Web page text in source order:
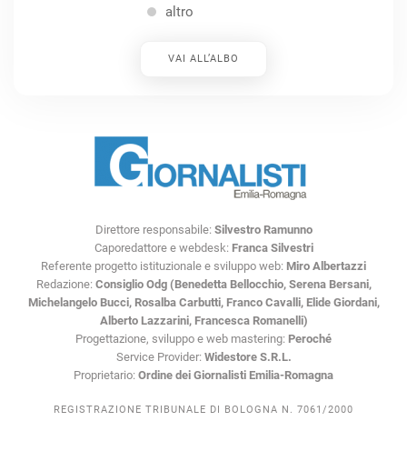
altro
VAI ALL’ALBO
Direttore responsabile: Silvestro Ramunno
Caporedattore e webdesk: Franca Silvestri
Referente progetto istituzionale e sviluppo web: Miro Albertazzi
Redazione: Consiglio Odg (Benedetta Bellocchio, Serena Bersani,
Michelangelo Bucci, Rosalba Carbutti, Franco Cavalli, Elide Giordani,
Alberto Lazzarini, Francesca Romanelli)
Progettazione, sviluppo e web mastering: Peroché
Service Provider: Widestore S.R.L.
Proprietario: Ordine dei Giornalisti Emilia-Romagna
REGISTRAZIONE TRIBUNALE DI BOLOGNA N. 7061/2000